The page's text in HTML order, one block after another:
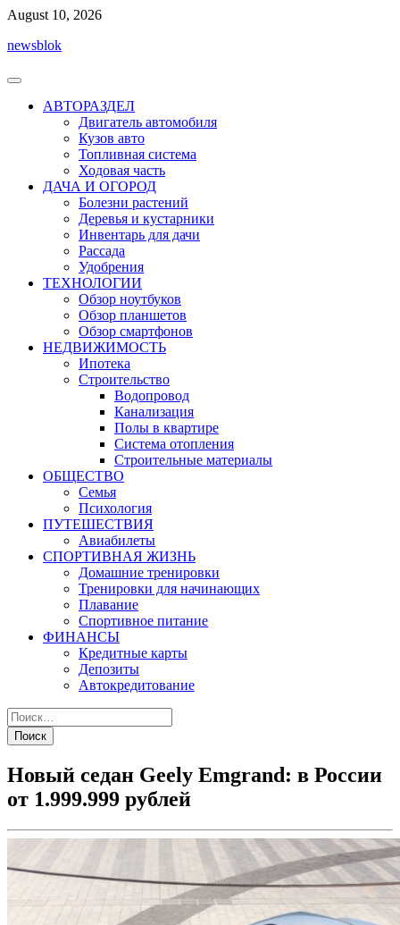
Перейти
содержимому
August 10, 2026
newsblok
АВТОРАЗДЕЛ
Двигатель автомобиля
Кузов авто
Топливная система
Ходовая часть
ДАЧА И ОГОРОД
Болезни растений
Деревья и кустарники
Инвентарь для дачи
Рассада
Удобрения
ТЕХНОЛОГИИ
Обзор ноутбуков
Обзор планшетов
Обзор смартфонов
НЕДВИЖИМОСТЬ
Ипотека
Строительство
Водопровод
Канализация
Полы в квартире
Система отопления
Строительные материалы
ОБЩЕСТВО
Семья
Психология
ПУТЕШЕСТВИЯ
Авиабилеты
СПОРТИВНАЯ ЖИЗНЬ
Домашние тренировки
Тренировки для начинающих
Плавание
Спортивное питание
ФИНАНСЫ
Кредитные карты
Депозиты
Автокредитование
Новый седан Geely Emgrand: в России
от 1.999.999 рублей